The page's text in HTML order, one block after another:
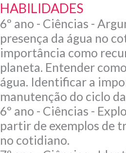
HABILIDADES
6º ano - Ciências -
presença da água no
importância como
planeta. Entender
água. Identificar a
manutenção do ciclo
6º ano - Ciências -
partir de exemplos de
no cotidiano.